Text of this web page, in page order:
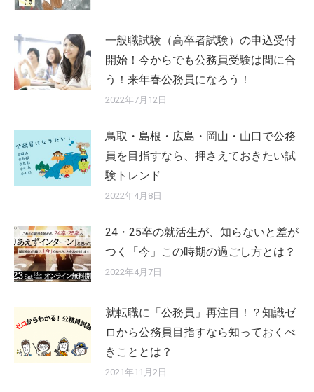
一般職試験（高卒者試験）の申込受付
開始！今からでも公務員受験は間に合
う！来年春公務員になろう！
2022年7月12日
鳥取・島根・広島・岡山・山口で公務
員を目指すなら、押さえておきたい試
験トレンド
2022年4月8日
24・25卒の就活生が、知らないと差が
つく「今」この時期の過ごし方とは？
2022年4月7日
就転職に「公務員」再注目！？知識ゼ
ロから公務員目指すなら知っておくべ
きこととは？
2021年11月2日